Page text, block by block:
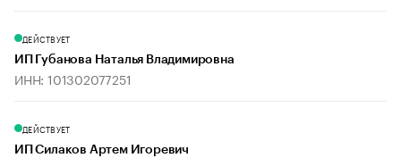
ДЕЙСТВУЕТ
ИП Губанова Наталья Владимировна
ИНН: 101302077251
ДЕЙСТВУЕТ
ИП Силаков Артем Игоревич